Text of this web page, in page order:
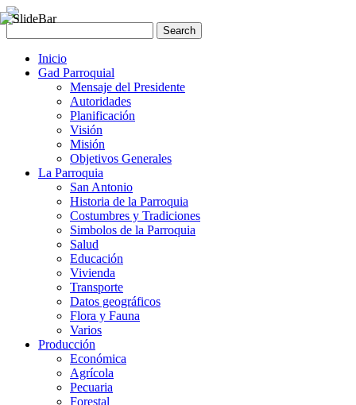
Inicio
Gad Parroquial
Mensaje del Presidente
Autoridades
Planificación
Visión
Misión
Objetivos Generales
La Parroquia
San Antonio
Historia de la Parroquia
Costumbres y Tradiciones
Simbolos de la Parroquia
Salud
Educación
Vivienda
Transporte
Datos geográficos
Flora y Fauna
Varios
Producción
Económica
Agrícola
Pecuaria
Forestal